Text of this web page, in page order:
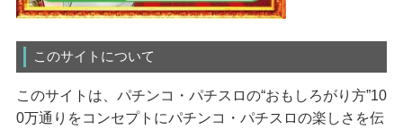
このサイトについて
このサイトは、パチンコ・パチスロの“おもしろがり方”10
0万通りをコンセプトにパチンコ・パチスロの楽しさを伝